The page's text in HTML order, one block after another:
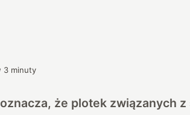
3 minuty
że plotek związanych z